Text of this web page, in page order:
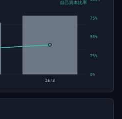
0%
25%
50%
75%
26/3
自己資本比率